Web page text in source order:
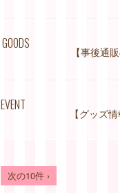
GOODS
【事後通
EVENT
【グッズ
次の10件 ›